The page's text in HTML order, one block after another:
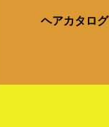
ヘアカタログ